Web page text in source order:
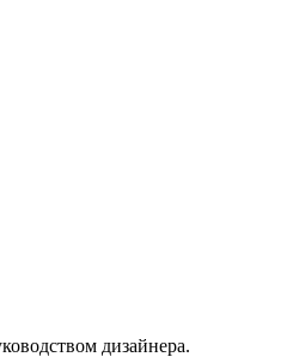
дизайнера.